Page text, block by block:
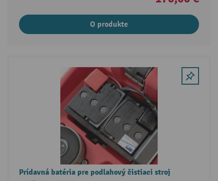
O produkte
Prídavná batéria pre podlahový čistiaci stroj